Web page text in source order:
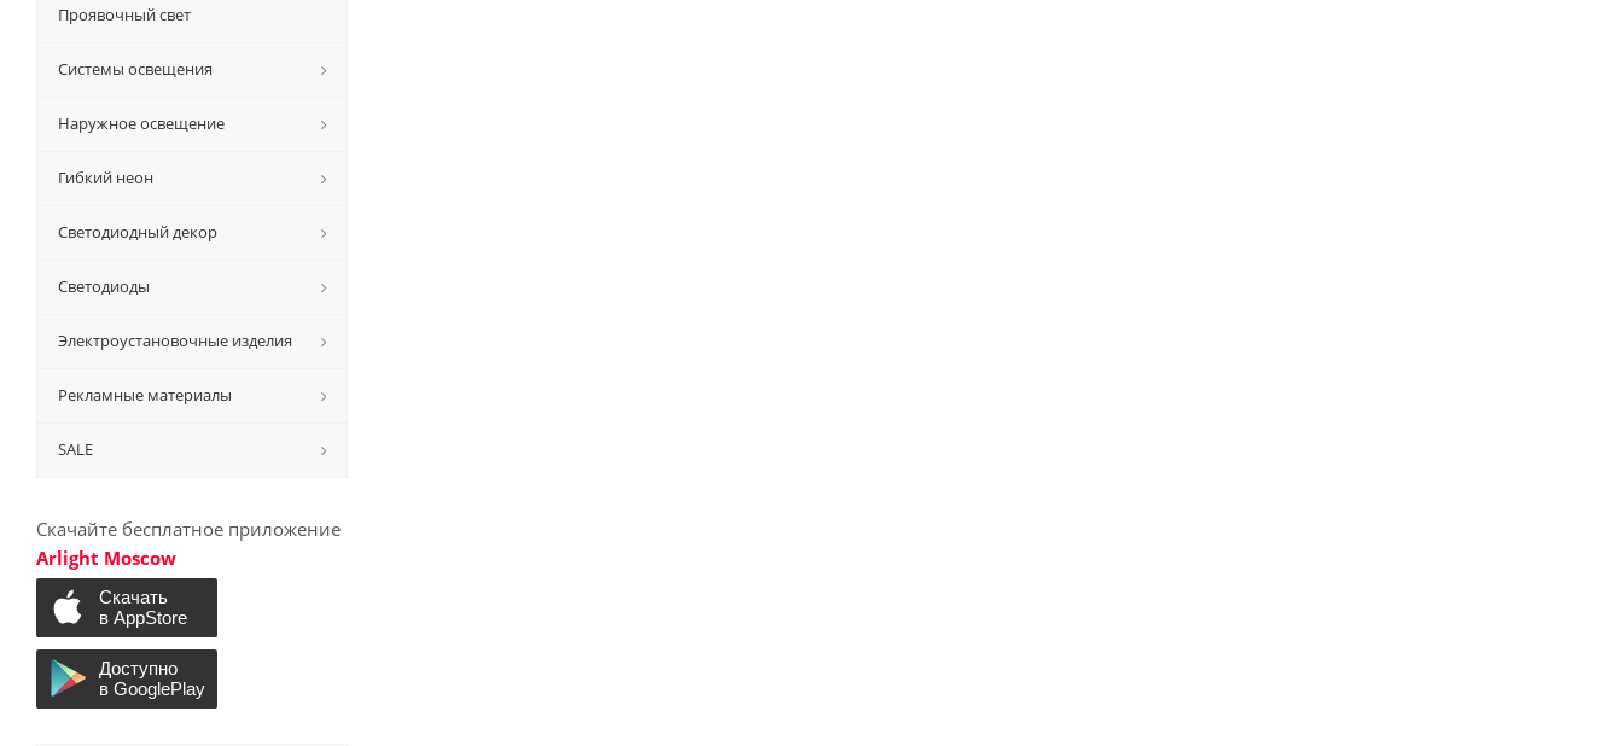
Проявочный свет
Системы освещения
Наружное освещение
Гибкий неон
Светодиодный декор
Светодиоды
Электроустановочные изделия
Рекламные материалы
SALE
Скачайте бесплатное приложение
Arlight Moscow